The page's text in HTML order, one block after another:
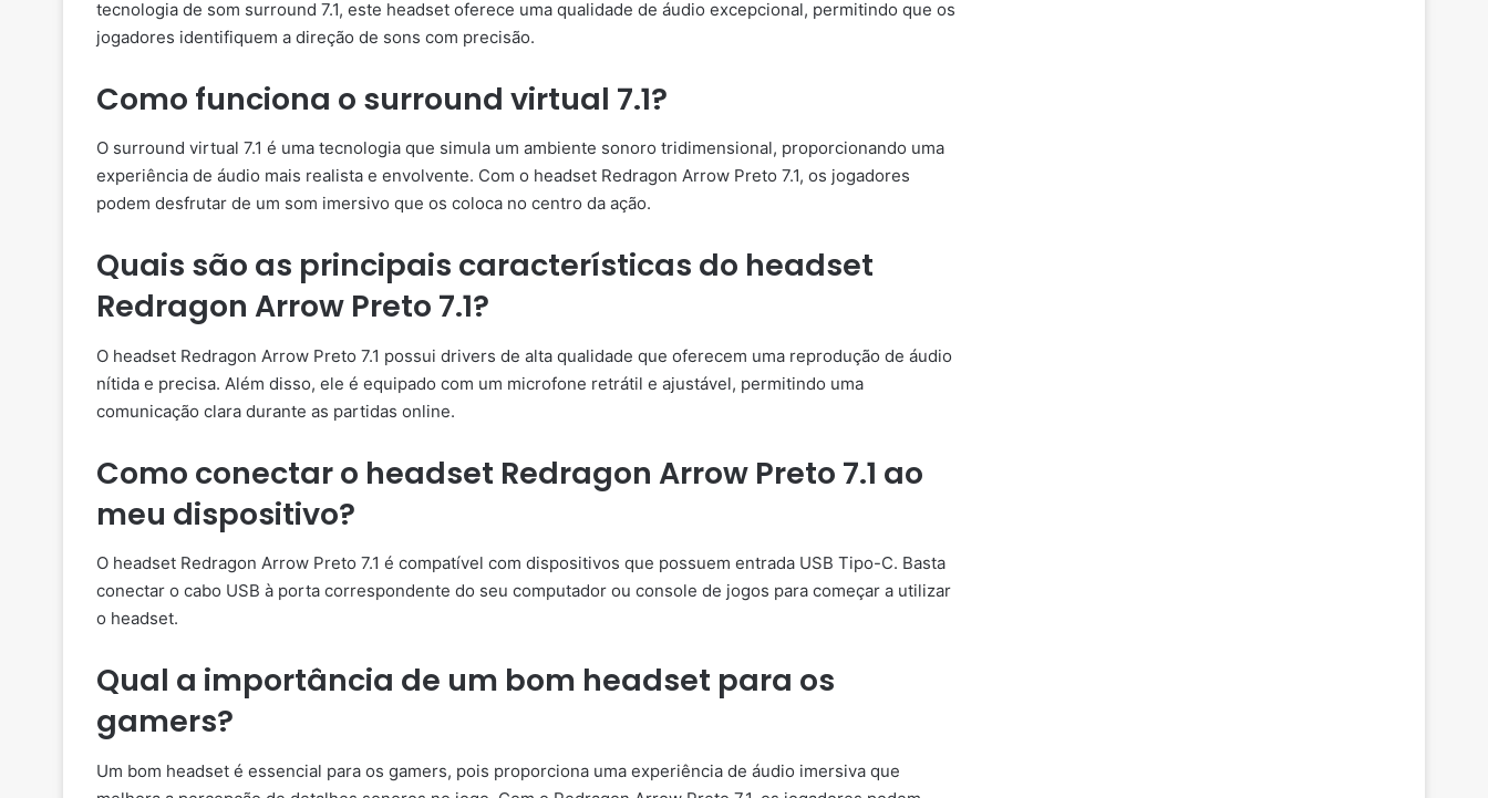
tecnologia de som surround 7.1, este headset oferece uma qualidade de áudio excepcional, permitindo que os
jogadores identifiquem a direção de sons com precisão.
Como funciona o surround virtual 7.1?
O surround virtual 7.1 é uma tecnologia que simula um ambiente sonoro tridimensional, proporcionando uma
experiência de áudio mais realista e envolvente. Com o headset Redragon Arrow Preto 7.1, os jogadores
podem desfrutar de um som imersivo que os coloca no centro da ação.
Quais são as principais características do headset
Redragon Arrow Preto 7.1?
O headset Redragon Arrow Preto 7.1 possui drivers de alta qualidade que oferecem uma reprodução de áudio
nítida e precisa. Além disso, ele é equipado com um microfone retrátil e ajustável, permitindo uma
comunicação clara durante as partidas online.
Como conectar o headset Redragon Arrow Preto 7.1 ao
meu dispositivo?
O headset Redragon Arrow Preto 7.1 é compatível com dispositivos que possuem entrada USB Tipo-C. Basta
conectar o cabo USB à porta correspondente do seu computador ou console de jogos para começar a utilizar
o headset.
Qual a importância de um bom headset para os
gamers?
Um bom headset é essencial para os gamers, pois proporciona uma experiência de áudio imersiva que